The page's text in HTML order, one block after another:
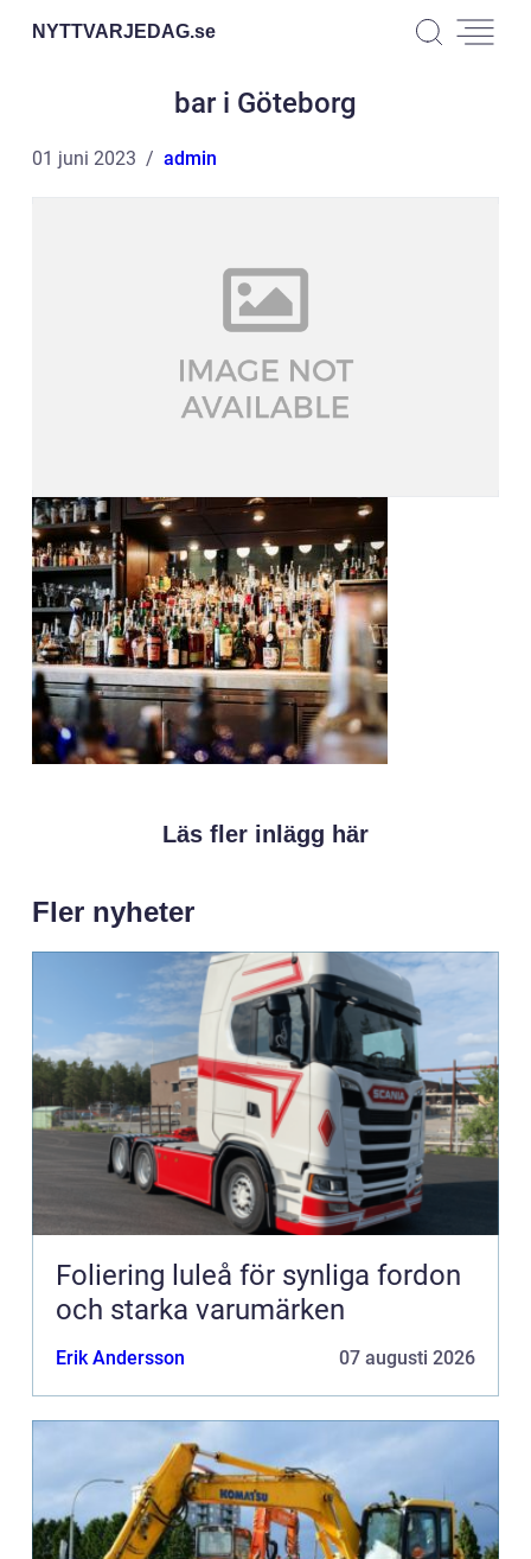
NYTTVARJEDAG.se
bar i Göteborg
01 juni 2023 admin
Läs fler inlägg här
Fler nyheter
Foliering luleå för synliga fordon
och starka varumärken
Erik Andersson 07 augusti 2026